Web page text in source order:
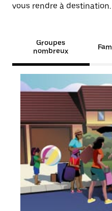
vous rendre à destination.
Groupes
nombreux